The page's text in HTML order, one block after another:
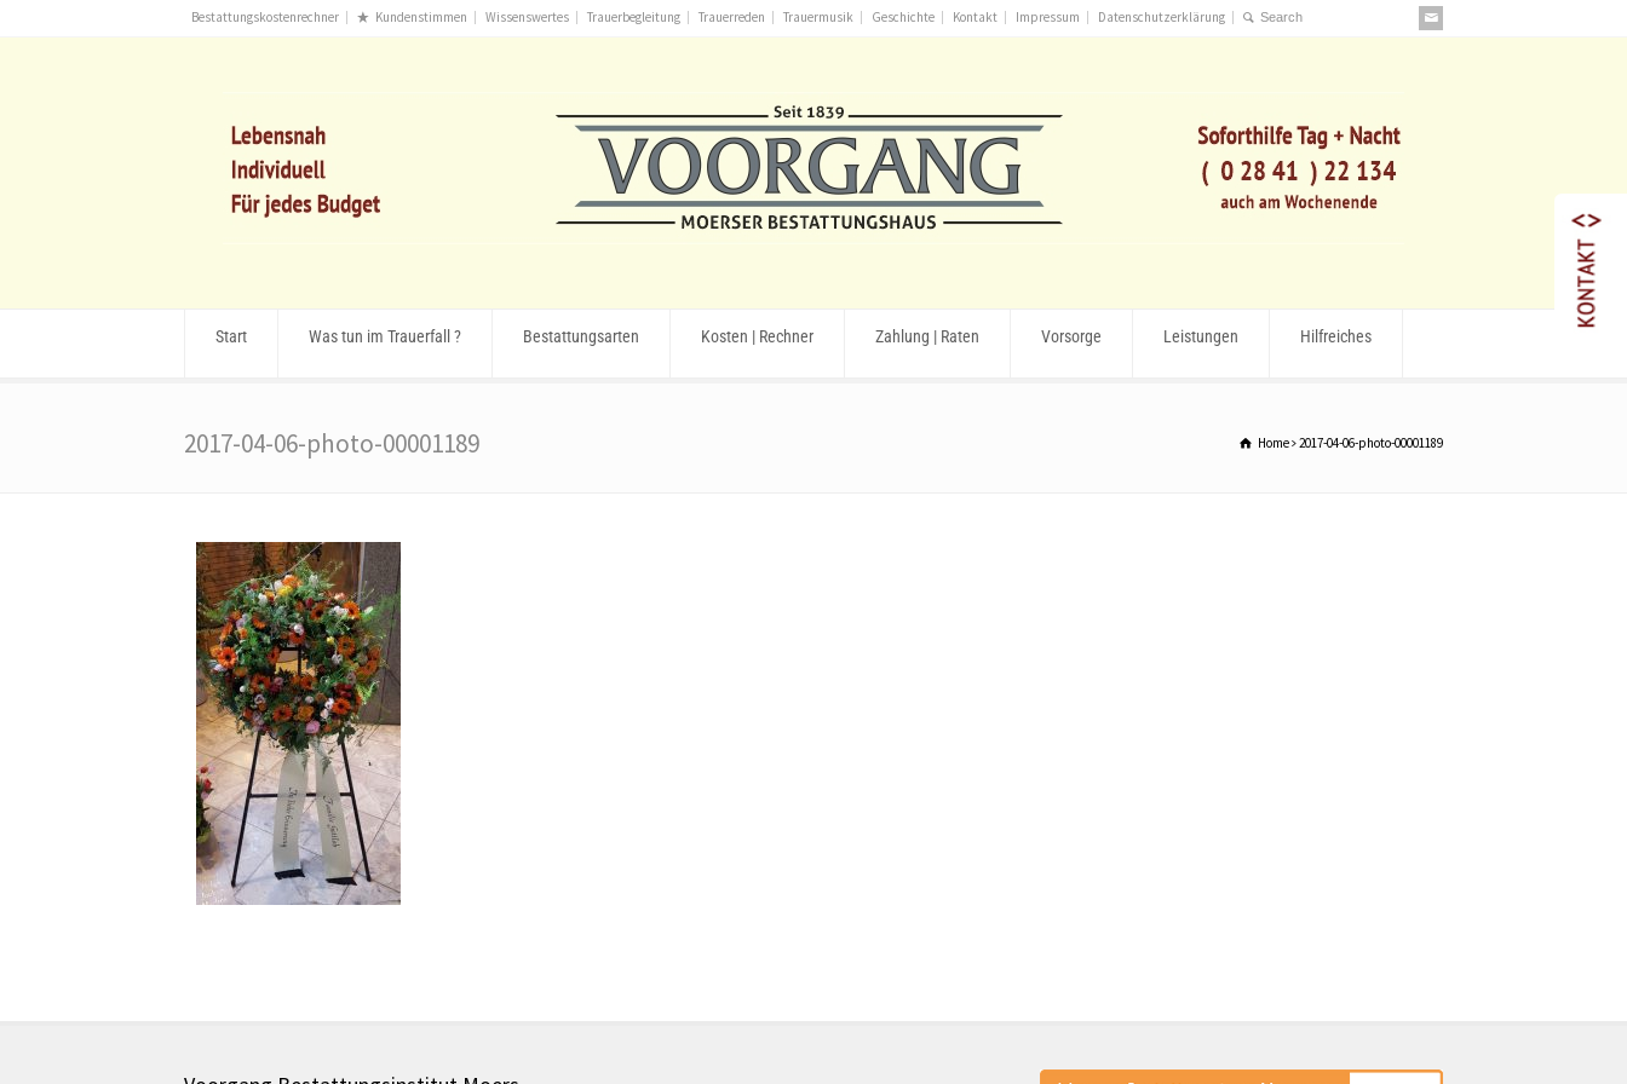
Bestattungskostenrechner Kundenstimmen Wissenswertes Trauerbegleitung Trauerreden Trauermusik Geschichte Kontakt Impressum Datenschutzerklärung
Start Was tun im Trauerfall ? Bestattungsarten Kosten | Rechner Zahlung | Raten Vorsorge Leistungen Hilfreiches
2017-04-06-photo-00001189 Home 2017-04-06-photo-00001189